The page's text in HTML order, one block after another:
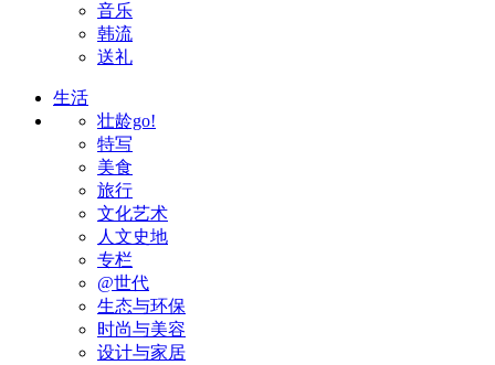
音乐
韩流
送礼
生活
壮龄go!
特写
美食
旅行
文化艺术
人文史地
专栏
@世代
生态与环保
时尚与美容
设计与家居